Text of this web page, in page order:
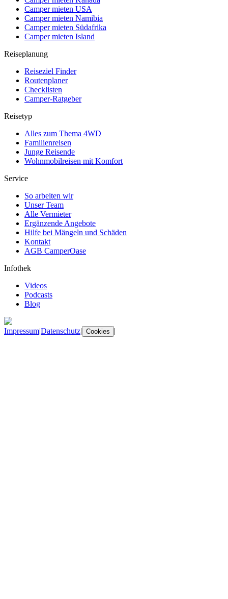
Camper mieten USA
Camper mieten Namibia
Camper mieten Südafrika
Camper mieten Island
Reiseplanung
Reiseziel Finder
Routenplaner
Checklisten
Camper-Ratgeber
Reisetyp
Alles zum Thema 4WD
Familienreisen
Junge Reisende
Wohnmobilreisen mit Komfort
Service
So arbeiten wir
Unser Team
Alle Vermieter
Ergänzende Angebote
Hilfe bei Mängeln und Schäden
Kontakt
AGB CamperOase
Infothek
Videos
Podcasts
Blog
Impressum|Datenschutz| Cookies |